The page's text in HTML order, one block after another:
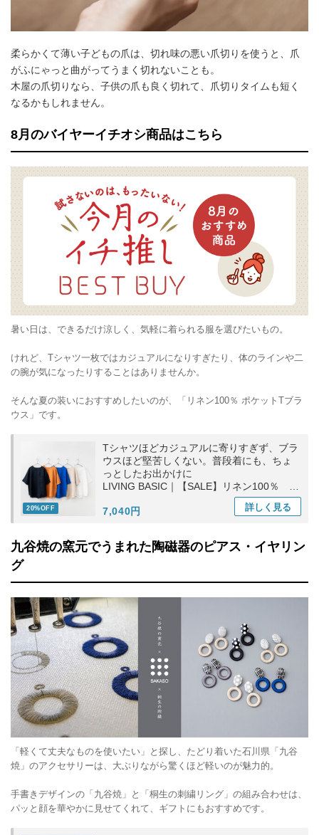
柔らかくて薄い子どもの爪は、切れ味の悪い爪切りを使うと、爪
がふにゃっと曲がってうまく切れないことも。
木屋の爪切りなら、子供の爪も良く切れて、爪切りタイムも短く
なるかもしれません。
8月のバイヤーイチオシ商品はこちら
暑い日は、できるだけ涼しく、気軽に着られる服を選びたいもの。
けれど、Tシャツ一枚ではカジュアルになりすぎたり、体のラインや二
の腕が気になったりすることはありませんか。
そんな夏の装いにおすすめしたいのが、「リネン100％ ポケットTブラ
ウス」です。
20%OFF
Tシャツほどカジュアルに寄りすぎず、ブラ
ウスほど堅苦しくない。普段着にも、ちょ
っとしたお出かけに
LIVING BASIC｜【SALE】リネン100％ ポ
ケットTブラウス トップス ギフト お出かけ
7,040円
詳しく 見る
九谷焼の窯元でうまれた陶磁器のピアス・イヤリン
グ
「軽くて丈夫なものを使いたい」と探し、たどり着いた石川県「九谷
焼」のアクセサリーは、大ぶりながら驚くほど軽いのが魅力的。
手書きデザインの「九谷焼」と「桐生の刺繍リング」の組み合わせは、
パッと顔を華やかに見せてくれて、ギフトにもおすすめです。